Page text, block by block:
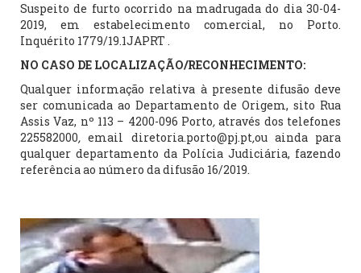
Suspeito de furto ocorrido na madrugada do dia 30-04-
2019, em estabelecimento comercial, no Porto.
Inquérito 1779/19.1JAPRT .
NO CASO DE LOCALIZAÇÃO/RECONHECIMENTO:
Qualquer informação relativa à presente difusão deve
ser comunicada ao Departamento de Origem, sito Rua
Assis Vaz, nº 113 – 4200-096 Porto,através dos telefones
225582000,email diretoria.porto@pj.pt,ou ainda para
qualquer departamento da Polícia Judiciária, fazendo
referência ao número da difusão 16/2019.